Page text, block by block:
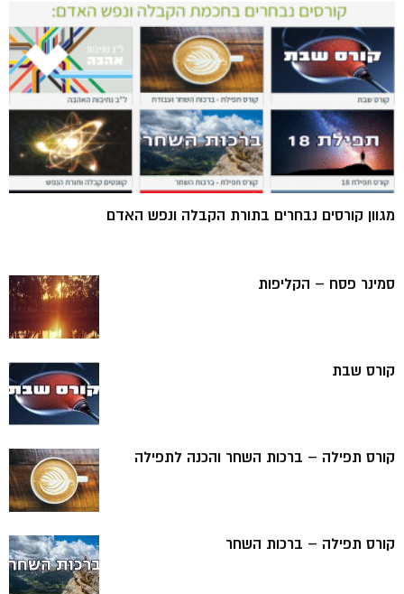
מגוון קורסים נבחרים בתורת הקבלה ונפש האדם
סמינר פסח – הקליפות
קורס שבת
קורס תפילה – ברכות השחר והכנה לתפילה
קורס תפילה – ברכות השחר